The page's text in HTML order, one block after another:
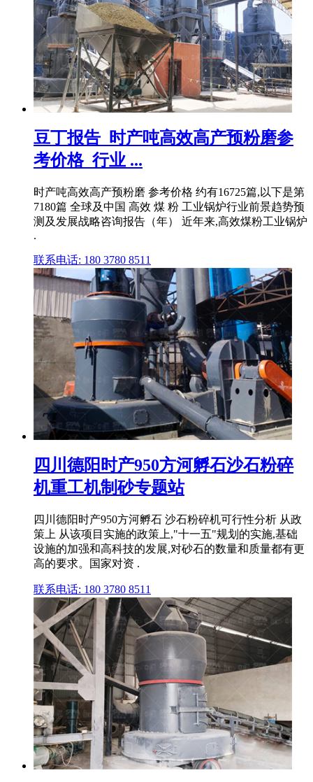
豆丁报告_时产吨高效高产预粉磨参
考价格_行业 ...
时产吨高效高产预粉磨 参考价格 约有16725篇,以下是第
7180篇 全球及中国 高效 煤 粉 工业锅炉行业前景趋势预
测及发展战略咨询报告（年） 近年来,高效煤粉工业锅炉
.
联系电话: 180 3780 8511
四川德阳时产950方河孵石沙石粉碎
机重工机制砂专题站
四川德阳时产950方河孵石 沙石粉碎机可行性分析 从政
策上 从该项目实施的政策上,"十一五"规划的实施,基础
设施的加强和高科技的发展,对砂石的数量和质量都有更
高的要求。国家对资 .
联系电话: 180 3780 8511